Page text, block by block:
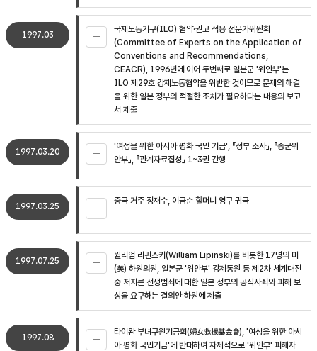
1997.03
국제노동기구(ILO) 협약·권고 적용 전문가위원회
(Committee of Experts on the Application of
Conventions and Recommendations,
CEACR), 1996년에 이어 두번째로 일본군 '위안부'는
ILO 제29호 강제노동협약을 위반한 것이므로 문제의 해결
을 위한 일본 정부의 적절한 조치가 필요하다는 내용의 보고
서 제출
1997.03.20
'여성을 위한 아시아 평화 국민 기금', 『정부 조사』, 『종군위
안부』, 『관계자료집성』 1~3권 간행
1997.03.25
중국 거주 정재수, 이금순 할머니 영구 귀국
1997.07.25
윌리엄 리핀스키(William Lipinski)를 비롯한 17명의 미
(美) 하원의원, 일본군 '위안부' 강제동원 등 제2차 세계대전
중 저지른 전쟁범죄에 대한 일본 정부의 공식사죄와 피해 보
상을 요구하는 결의안 하원에 제출
1997.08
타이완 부녀구원기금회(婦女救援基金會), '여성을 위한 아시
아 평화 국민기금'에 반대하여 자체적으로 '위안부' 피해자